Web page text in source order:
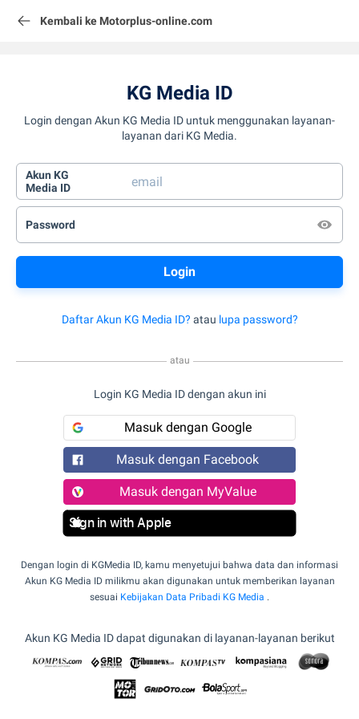
Kembali ke Motorplus-online.com
KG Media ID
Login dengan Akun KG Media ID untuk menggunakan layanan-
layanan dari KG Media.
Akun KG
Media ID
Password
Daftar Akun KG Media ID? atau lupa password?
atau
Login KG Media ID dengan akun ini
Masuk dengan Google
Masuk dengan Facebook
Masuk dengan MyValue
Sign in with Apple
Dengan login di KGMedia ID, kamu menyetujui bahwa data dan informasi
Akun KG Media ID milikmu akan digunakan untuk memberikan layanan
sesuai Kebijakan Data Pribadi KG Media .
Akun KG Media ID dapat digunakan di layanan-layanan berikut